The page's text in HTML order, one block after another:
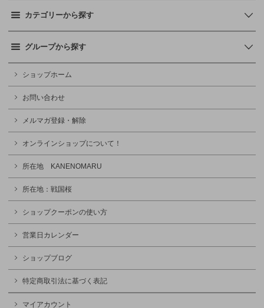
カテゴリーから探す
グループから探す
ショップホーム
お問い合わせ
メルマガ登録・解除
オンラインショップについて！
所在地 KANENOMARU
所在地：戦国桜
ショップクーポンの使い方
営業日カレンダー
ショップブログ
特定商取引法に基づく表記
マイアカウント